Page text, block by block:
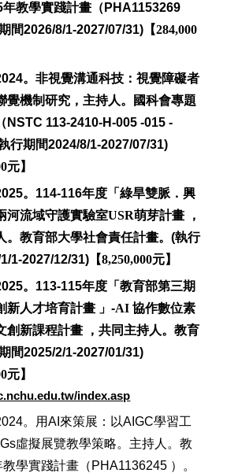
年教學實踐計畫（PHA1153269
間2026/8/1-2027/07/31)【284,000
。非視覺溝通科技：視覺障礙者
覺機制研究，主持人。國科會專題
NSTC 113-2410-H-005 -015 -
行期間2024/8/1-2027/07/31)
元】
。114-116年度「綠旱雙脈．興
河流域守護實驗室USR萌芽計畫
，
。教育部大學社會責任計畫。(執行
1-2027/12/31)【8,250,000元】
5。113-115年度「教育部第三期
新人才培育計畫 」-AI協作數位素
創新課程計畫
，共同主持人。教育
間2025/2/1-2027/01/31)
元】
index.asp
。 用AI來策展：以AIGC學習工
虛擬展覽教學策略。主持人。教
學實踐計畫（PHA1136245 ）。